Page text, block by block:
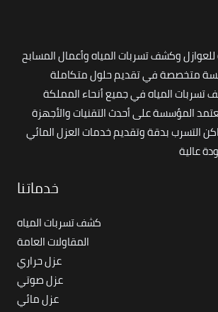
وكشف تسربات المياه وأعمال المسابح
متخصصة في تقديم حلول متكاملة
المياه في جميع أنحاء المملكة
المؤسسة على أحدث التقنيات والأجهزة
التسرب بدقة وتقديم خدمات العزل المائي
عالية
خدماتنا
كشف تسربات المياه
المقاولات العامة
عزل حراري
عزل صوتي
عزل مائي